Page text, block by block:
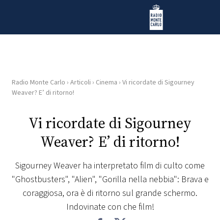
Radio Monte Carlo
HOME
RADIO
PLAYLIST
Radio Monte Carlo › Articoli › Cinema › Vi ricordate di Sigourney
Weaver? E’ di ritorno!
Vi ricordate di Sigourney
Weaver? E’ di ritorno!
Sigourney Weaver ha interpretato film di culto come
"Ghostbusters", "Alien", "Gorilla nella nebbia": Brava e
coraggiosa, ora è di ritorno sul grande schermo.
Indovinate con che film!